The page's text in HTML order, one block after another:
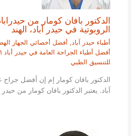
الدكتور بافان كومار من
الروبوتية في حيدر آباد، الهند
أطباء حيدر آباد, أفضل أخصائي الجهاز
أفضل أطباء الجراحة العامة في حيدر أباد ٢٠٢٦
للتنسيق الطبي
الدكتور بافان كومار إم إن أفضل جراح
آباد. يعتبر الدكتور بافان كومار من